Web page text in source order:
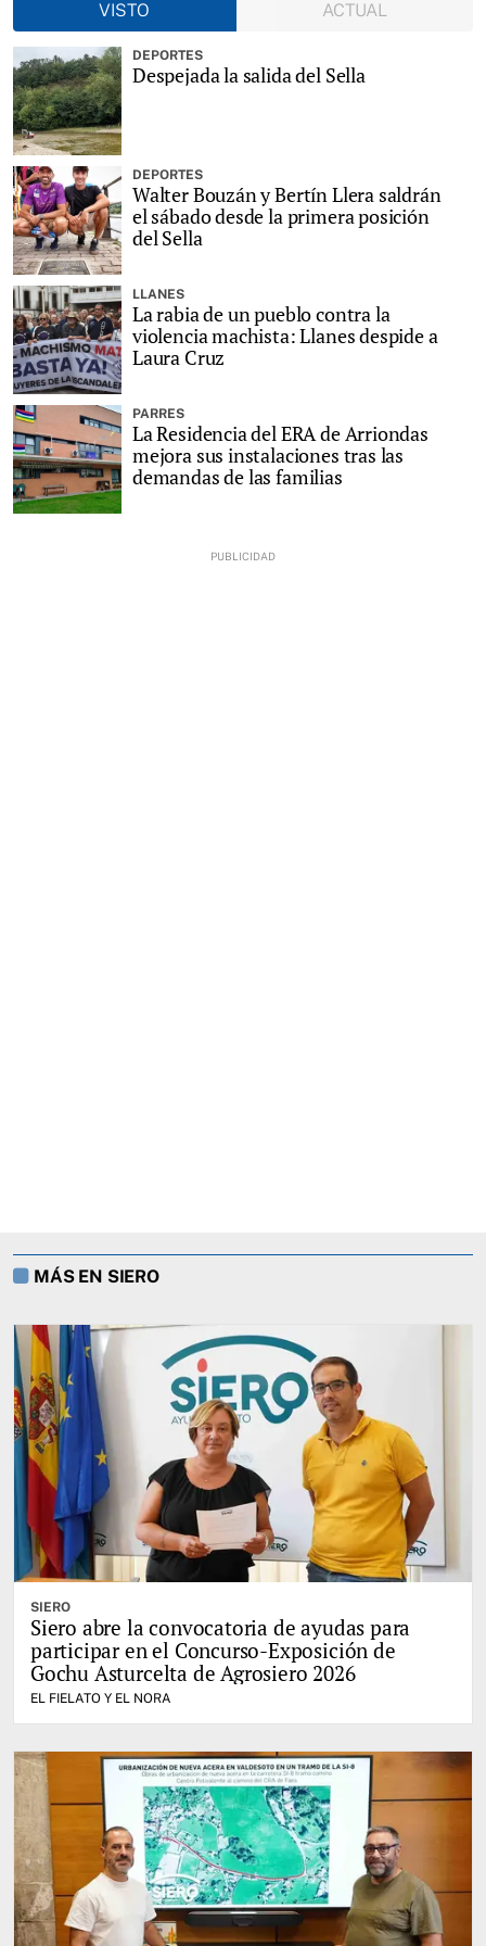
VISTO
ACTUAL
DEPORTES
Despejada la salida del Sella
DEPORTES
Walter Bouzán y Bertín Llera saldrán
el sábado desde la primera posición
del Sella
LLANES
La rabia de un pueblo contra la
violencia machista: Llanes despide a
Laura Cruz
PARRES
La Residencia del ERA de Arriondas
mejora sus instalaciones tras las
demandas de las familias
MÁS EN SIERO
SIERO
Siero abre la convocatoria de ayudas para
participar en el Concurso-Exposición de
Gochu Asturcelta de Agrosiero 2026
EL FIELATO Y EL NORA